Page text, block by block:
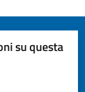
su questa